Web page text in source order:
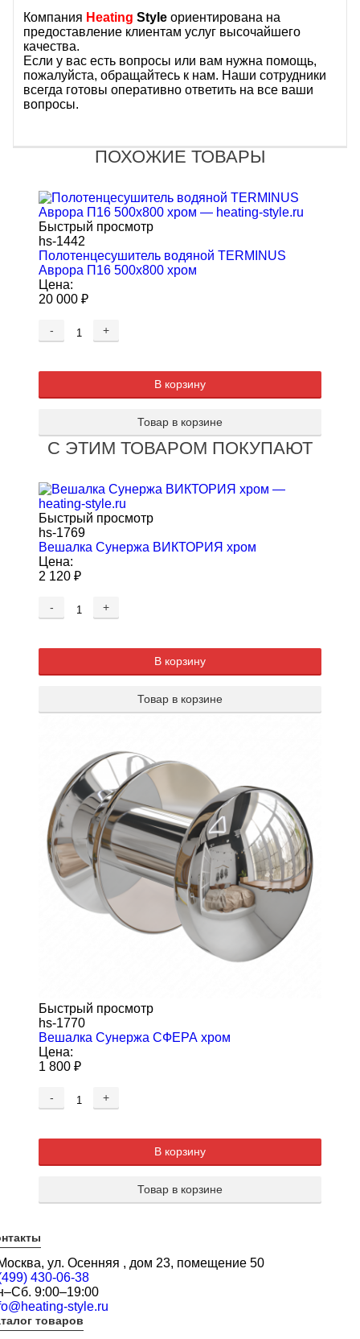
Компания Heating Style ориентирована на
предоставление клиентам услуг высочайшего
качества.
Если у вас есть вопросы или вам нужна помощь,
пожалуйста, обращайтесь к нам. Наши сотрудники
всегда готовы оперативно ответить на все ваши
вопросы.
ПОХОЖИЕ ТОВАРЫ
Быстрый просмотр
hs-1442
Полотенцесушитель водяной TERMINUS
Аврора П16 500х800 хром
Цена:
20 000 ₽
- +
В корзину
Товар в корзине
С ЭТИМ ТОВАРОМ ПОКУПАЮТ
Быстрый просмотр
hs-1769
Вешалка Сунержа ВИКТОРИЯ хром
Цена:
2 120 ₽
- +
В корзину
Товар в корзине
Быстрый просмотр
hs-1770
Вешалка Сунержа СФЕРА хром
Цена:
1 800 ₽
- +
В корзину
Товар в корзине
ул. Осенняя , дом 23, помещение 50
430-06-38
9:00–19:00
style.ru
товаров